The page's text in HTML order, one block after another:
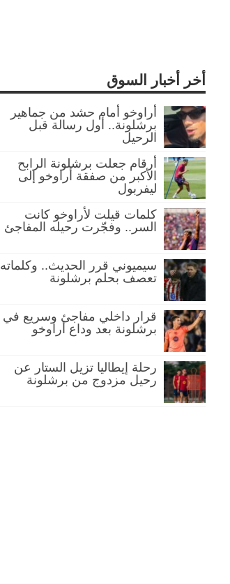
أخر أخبار السوق
أراوخو أمام حشد من جماهير
برشلونة.. أول رسالة قبل
الرحيل
أرقام جعلت برشلونة الرابح
الأكبر من صفقة أراوخو إلى
ليفربول
كلمات قيلت لأراوخو كانت
السر.. وفجّرت رحيله المفاجئ
سيميوني قرر الحديث.. وكلماته
تعصف بحلم برشلونة
قرار داخلي مفاجئ وسريع في
برشلونة بعد وداع أراوخو
رحلة إيطاليا تزيل الستار عن
رحيل مزدوج من برشلونة